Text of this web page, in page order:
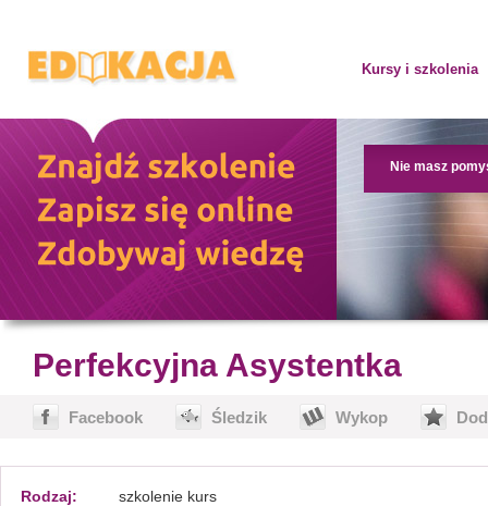
Kursy i szkolenia
Nie masz
Perfekcyjna Asystentka
Facebook Śledzik Wykop
Rodzaj:
szkolenie kurs